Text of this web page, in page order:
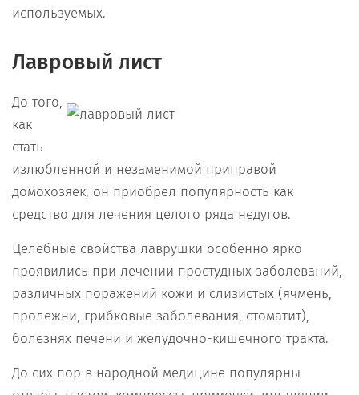
используемых.
Лавровый лист
До того,
как
стать
излюбленной и незаменимой приправой
домохозяек, он приобрел популярность как
средство для лечения целого ряда недугов.
Целебные свойства лаврушки особенно ярко
проявились при лечении простудных заболеваний,
различных поражений кожи и слизистых (ячмень,
пролежни, грибковые заболевания, стоматит),
болезнях печени и желудочно-кишечного тракта.
До сих пор в народной медицине популярны